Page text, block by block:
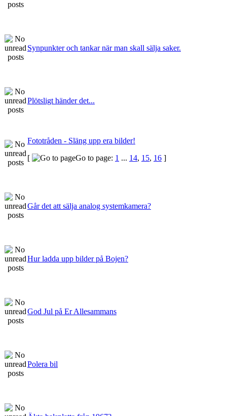
Synpunkter och tankar när man skall sälja saker.
Plötsligt händer det...
Fototråden - Släng upp era bilder!
[
Go to page: 1 ... 14, 15, 16 ]
Går det att sälja analog systemkamera?
Hur ladda upp bilder på Bojen?
God Jul på Er Allesammans
Polera bil